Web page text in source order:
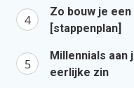
Zo bouw je
[stappenplan]
Millennials aan
eerlijke zin